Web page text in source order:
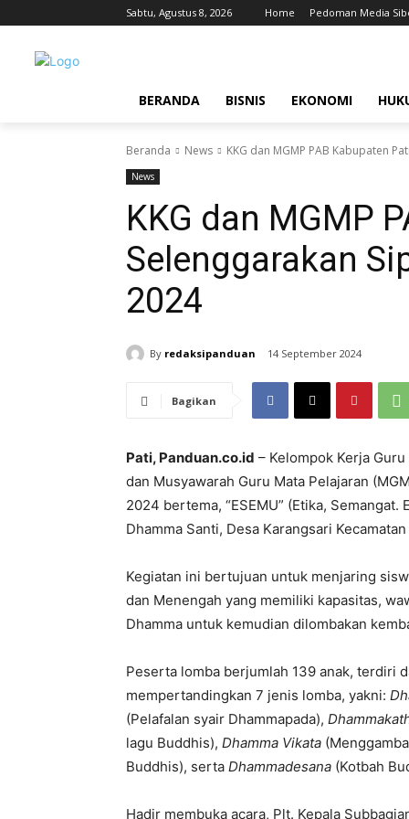
Sabtu, Agustus 8, 2026 Home Pedoman Media
BERANDA BISNIS EKONOMI
Beranda News KKG dan MGMP PAB Kabupaten
News
KKG dan MGMP
Selenggarakan
2024
By redaksipanduan 14 September 2024
Bagikan
Pati, Panduan.co.id – Kelompok Kerja
dan Musyawarah Guru Mata Pelajaran
2024 bertema, “ESEMU” (Etika,
Dhamma Santi, Desa Karangsari
Kegiatan ini bertujuan untuk menjaring
dan Menengah yang memiliki kapasitas,
Dhamma untuk kemudian dilombakan
Peserta lomba berjumlah 139 anak, terdiri
mempertandingkan 7 jenis lomba, yakni:
(Pelafalan syair Dhammapada),
lagu Buddhis), Dhamma Vikata
Buddhis), serta Dhammadesana (Kotbah
Hadir membuka acara, Plt. Kepala